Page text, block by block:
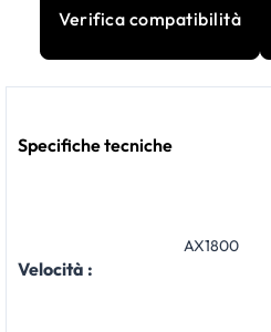
Verifica compatibilità
Specifiche tecniche
Velocità :
AX1800